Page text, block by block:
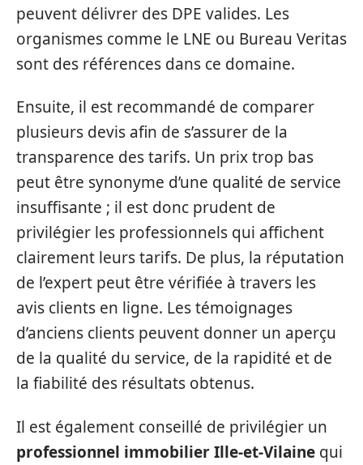
peuvent délivrer des DPE valides. Les
organismes comme le LNE ou Bureau Veritas
sont des références dans ce domaine.
Ensuite, il est recommandé de comparer
plusieurs devis afin de s’assurer de la
transparence des tarifs. Un prix trop bas
peut être synonyme d’une qualité de service
insuffisante ; il est donc prudent de
privilégier les professionnels qui affichent
clairement leurs tarifs. De plus, la réputation
de l’expert peut être vérifiée à travers les
avis clients en ligne. Les témoignages
d’anciens clients peuvent donner un aperçu
de la qualité du service, de la rapidité et de
la fiabilité des résultats obtenus.
Il est également conseillé de privilégier un
professionnel immobilier Ille-et-Vilaine qui